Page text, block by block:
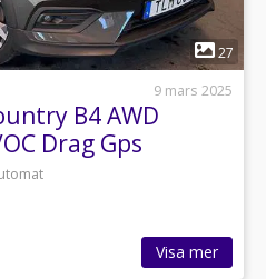
27
9 mars 2025
B4 AWD
Drag Gps
Visa mer